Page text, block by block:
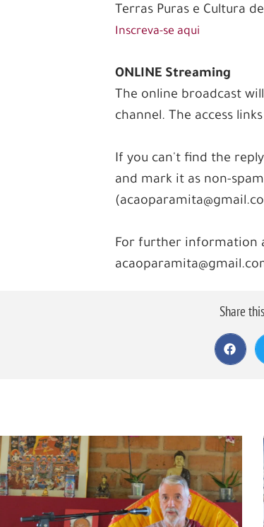
Terras Puras e Cultura
Inscreva-se aqui
ONLINE Streaming
The online broadcast
channel. The access
If you can't find the reply
and mark it as non-
For further information
Share